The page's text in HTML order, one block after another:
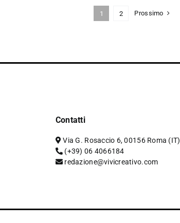
1 2 Prossimo
Contatti
Via G. Rosaccio 6, 00156 Roma (IT)
(+39) 06 4066184
redazione@vivicreativo.com